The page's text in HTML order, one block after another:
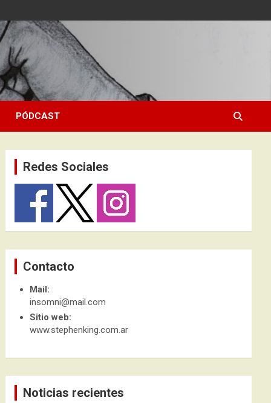
PÓDCAST
Redes Sociales
Contacto
Mail:
insomni@mail.com
Sitio web:
www.stephenking.com.ar
Noticias recientes